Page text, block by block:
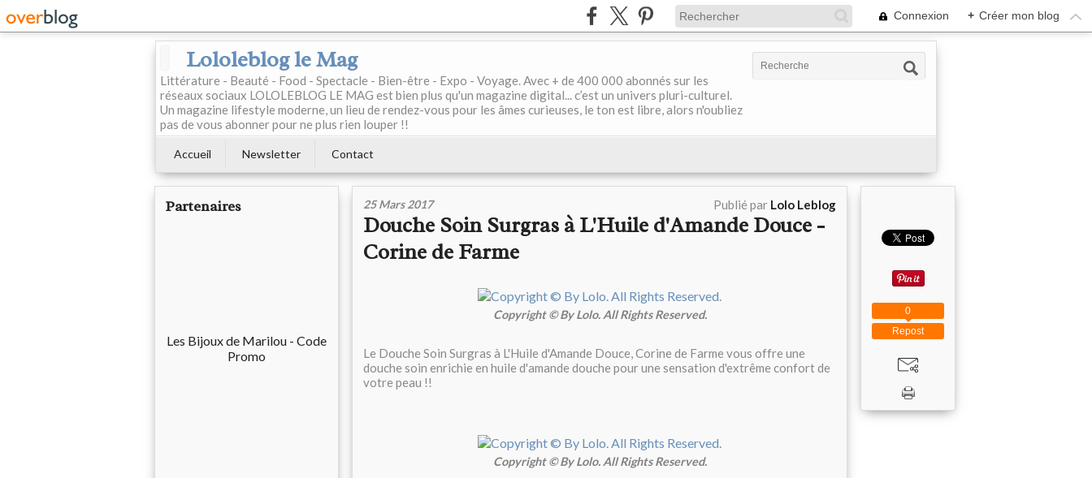
Connexion + Créer mon blog
Lololeblog le Mag
Littérature - Beauté - Food - Spectacle - Bien-être - Expo - Voyage. Avec + de 400 000 abonnés sur les
réseaux sociaux LOLOLEBLOG LE MAG est bien plus qu'un magazine digital... c’est un univers pluri-culturel.
Un magazine lifestyle moderne, un lieu de rendez-vous pour les âmes curieuses, le ton est libre, alors n'oubliez
pas de vous abonner pour ne plus rien louper !!
Accueil Newsletter Contact
Partenaires
Les Bijoux de Marilou - Code
Promo
25 Mars 2017 Publié par Lolo Leblog
Douche Soin Surgras à L'Huile d'Amande Douce -
Corine de Farme
Copyright © By Lolo. All Rights Reserved.
Le Douche Soin Surgras à L'Huile d'Amande Douce, Corine de Farme vous offre une
douche soin enrichie en huile d'amande douche pour une sensation d'extrême confort de
votre peau !!
Copyright © By Lolo. All Rights Reserved.
Repost
0